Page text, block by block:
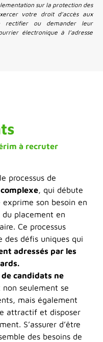
sur la protection des
votre droit d’accès aux
rectifier ou demander leur
électronique à l’adresse
à recruter
processus de
, qui débute
son besoin en
du placement en
Ce processus
des défis uniques qui
adressés par les
candidats ne
non seulement se
mais également
attractif et disposer
S’assurer d’être
des besoins de